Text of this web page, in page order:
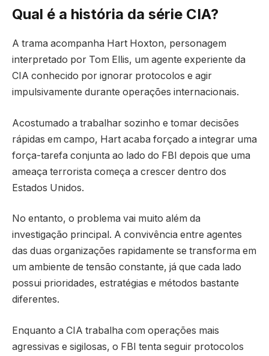
Qual é a história da série CIA?
A trama acompanha Hart Hoxton, personagem
interpretado por Tom Ellis, um agente experiente da
CIA conhecido por ignorar protocolos e agir
impulsivamente durante operações internacionais.
Acostumado a trabalhar sozinho e tomar decisões
rápidas em campo, Hart acaba forçado a integrar uma
força-tarefa conjunta ao lado do FBI depois que uma
ameaça terrorista começa a crescer dentro dos
Estados Unidos.
No entanto, o problema vai muito além da
investigação principal. A convivência entre agentes
das duas organizações rapidamente se transforma em
um ambiente de tensão constante, já que cada lado
possui prioridades, estratégias e métodos bastante
diferentes.
Enquanto a CIA trabalha com operações mais
agressivas e sigilosas, o FBI tenta seguir protocolos